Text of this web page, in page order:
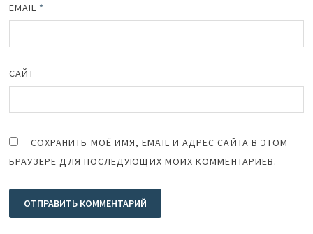
EMAIL *
САЙТ
СОХРАНИТЬ МОЁ ИМЯ, EMAIL И АДРЕС САЙТА В ЭТОМ
БРАУЗЕРЕ ДЛЯ ПОСЛЕДУЮЩИХ МОИХ КОММЕНТАРИЕВ.